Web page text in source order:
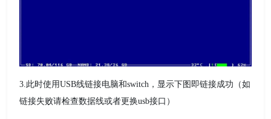
3.此时使用USB线链接电脑和switch，显示下图即链接成功（如
链接失败请检查数据线或者更换usb接口）